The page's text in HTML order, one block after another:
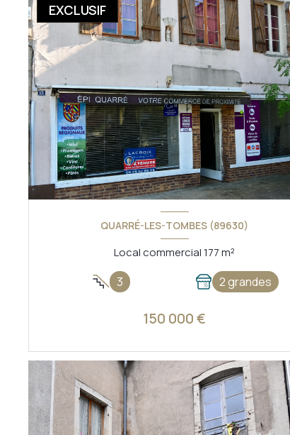
EXCLUSIF
QUARRÉ-LES-TOMBES (89630)
Local commercial 177 m²
3 2 grandes
150 000 €
VOIR LE BIEN